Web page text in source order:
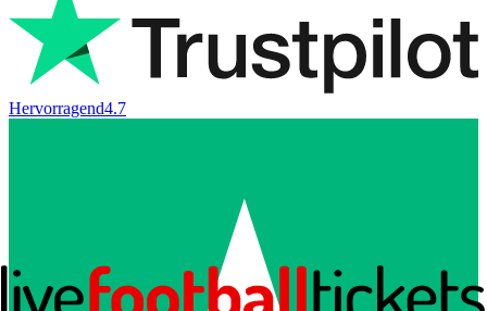
Hervorragend4.7